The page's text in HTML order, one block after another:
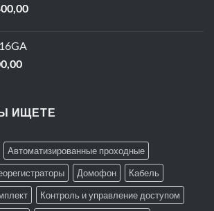
ИЩЕТЕ
Автоматизированные проходные
Домофон
Кабель
Контроль и управление доступом